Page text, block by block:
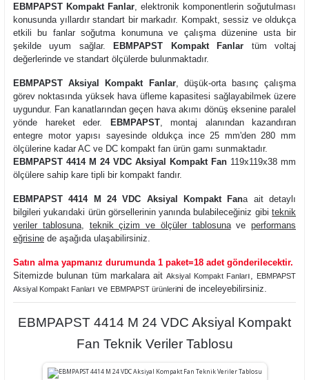
EBMPAPST Kompakt Fanlar, elektronik komponentlerin soğutulması
konusunda yıllardır standart bir markadır. Kompakt, sessiz ve oldukça
etkili bu fanlar soğutma konumuna ve çalışma düzenine usta bir
şekilde uyum sağlar.
EBMPAPST Kompakt Fanlar tüm voltaj
değerlerinde ve standart ölçülerde bulunmaktadır.
EBMPAPST Aksiyal Kompakt Fanlar, düşük-orta basınç çalışma
görev noktasında yüksek hava üfleme kapasitesi sağlayabilmek üzere
uygundur. Fan kanatlarından geçen hava akımı dönüş eksenine paralel
yönde hareket eder.
EBMPAPST, montaj alanından kazandıran
entegre motor yapısı sayesinde oldukça ince 25 mm'den 280 mm
ölçülerine kadar AC ve DC kompakt fan ürün gamı sunmaktadır.
EBMPAPST 4414 M 24 VDC Aksiyal Kompakt Fan 119x119x38 mm
ölçülere sahip kare tipli bir kompakt fandır.
EBMPAPST 4414 M 24 VDC Aksiyal Kompakt Fana ait detaylı
bilgileri yukarıdaki ürün görsellerinin yanında bulabileceğiniz gibi teknik
veriler tablosuna, teknik çizim ve ölçüler tablosunave performans
eğrisine de aşağıda ulaşabilirsiniz.
Satın alma yapmanız durumunda 1 paket=18 adet gönderilecektir.
Sitemizde bulunan tüm markalara aitAksiyal Kompakt Fanları, EBMPAPST
Aksiyal Kompakt Fanları ve EBMPAPST ürünlerini de inceleyebilirsiniz.
EBMPAPST 4414 M 24 VDC Aksiyal Kompakt
Fan Teknik Veriler Tablosu